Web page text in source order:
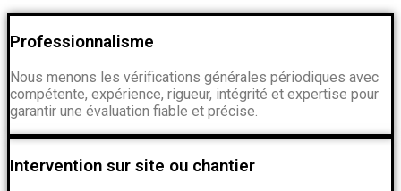
Professionnalisme
Nous menons les vérifications générales périodiques avec
compétente, expérience, rigueur, intégrité et expertise pour
garantir une évaluation fiable et précise.
Intervention sur site ou chantier